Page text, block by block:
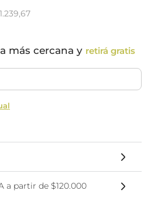
más cercana y retirá gratis
a partir de $120.000